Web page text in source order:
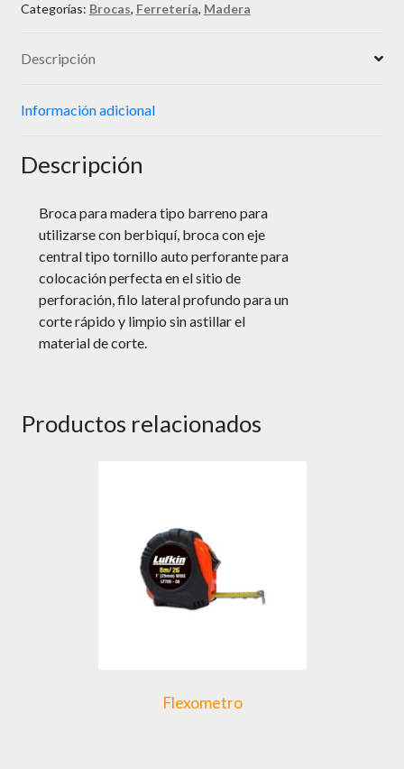
Categorías: Brocas, Ferretería, Madera
Descripción
Información adicional
Descripción
Broca para madera tipo barreno para
utilizarse con berbiquí, broca con eje
central tipo tornillo auto perforante para
colocación perfecta en el sitio de
perforación, filo lateral profundo para un
corte rápido y limpio sin astillar el
material de corte.
Productos relacionados
Flexometro